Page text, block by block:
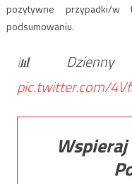
pozytywne przypadki/
podsumowaniu.
📊 Dzienny
pic.twitter.com/